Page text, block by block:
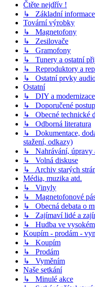
Čtěte nejdřív !
↳ Základní informace
Tovární výrobky
↳ Magnetofony
↳ Zesilovače
↳ Gramofony
↳ Tunery a ostatní
↳ Reproduktory a
↳ Ostatní prvky
Ostatní
↳ DIY a modernizace
↳ Doporučené
↳ Obecné technické
↳ Odborná literatura
↳ Dokumentace,
stažení, odkazy)
↳ Nahrávání, úpravy
↳ Volná diskuse
↳ Archiv starých
Média, muzika atd.
↳ Vinyly
↳ Magnetofonové
↳ Obecná debata o
↳ Zajímaví lidé a
↳ Hudba ve
Koupím - prodám -
↳ Koupím
↳ Prodám
↳ Vyměním
Naše setkání
↳ Minulé akce